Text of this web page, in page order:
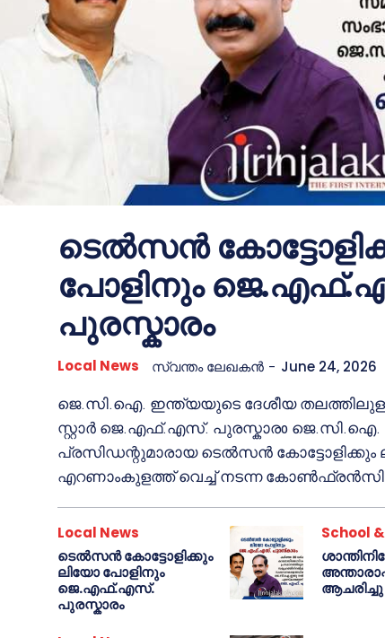
ടെൽസൻ
പോളിനും
പുരസ്കാരം
Local News സ്വന്തം ലേഖകന്‍ - June 24, 2026
ജെ.സി.ഐ. ഇന്ത്യയുടെ ദേശീയ
സ്റ്റാർ ജെ.എഫ്.എസ്. പുരസ്കാരo
പ്രസിഡന്റുമാരായ ടെൽസൻ കോട്ടോളിക്കും
എറണാംകുളത്ത് വെച്ച് നടന്ന
Local News
ടെൽസൻ കോട്ടോളിക്കും
ലിയോ പോളിനും
ജെ.എഫ്.എസ്.
പുരസ്കാരം
School
ആചരിച്ചു